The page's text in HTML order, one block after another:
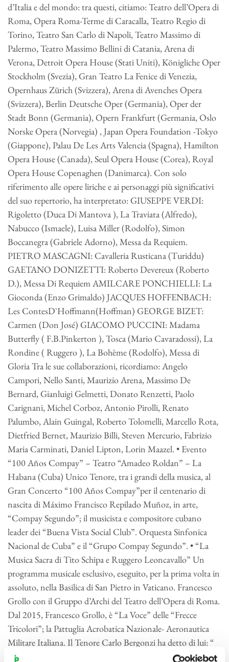
d’Italia e del mondo: tra questi, citiamo: Teatro dell’Opera di
Roma, Opera Roma-Terme di Caracalla, Teatro Regio di
Torino, Teatro San Carlo di Napoli, Teatro Massimo di
Palermo, Teatro Massimo Bellini di Catania, Arena di
Verona, Detroit Opera House (Stati Uniti), Königliche Oper
Stockholm (Svezia), Gran Teatro La Fenice di Venezia,
Opernhaus Zürich (Svizzera), Arena di Avenches Opera
(Svizzera), Berlin Deutsche Oper (Germania), Oper der
Stadt Bonn (Germania), Opern Frankfurt (Germania, Oslo
Norske Opera (Norvegia) , Japan Opera Foundation -Tokyo
(Giappone), Palau De Les Arts Valencia (Spagna), Hamilton
Opera House (Canada), Seul Opera House (Corea), Royal
Opera House Copenaghen (Danimarca). Con solo
riferimento alle opere liriche e ai personaggi più significativi
del suo repertorio, ha interpretato: GIUSEPPE VERDI:
Rigoletto (Duca Di Mantova ), La Traviata (Alfredo),
Nabucco (Ismaele), Luisa Miller (Rodolfo), Simon
Boccanegra (Gabriele Adorno), Messa da Requiem.
PIETRO MASCAGNI: Cavalleria Rusticana (Turiddu)
GAETANO DONIZETTI: Roberto Devereux (Roberto
D.), Messa Di Requiem AMILCARE PONCHIELLI: La
Gioconda (Enzo Grimaldo) JACQUES HOFFENBACH:
Les ContesD`Hoffmann(Hoffman) GEORGE BIZET:
Carmen (Don José) GIACOMO PUCCINI: Madama
Butterfly ( F.B.Pinkerton ), Tosca (Mario Cavaradossi), La
Rondine ( Ruggero ), La Bohème (Rodolfo), Messa di
Gloria Tra le sue collaborazioni, ricordiamo: Angelo
Campori, Nello Santi, Maurizio Arena, Massimo De
Bernard, Gianluigi Gelmetti, Donato Renzetti, Paolo
Carignani, Michel Corboz, Antonio Pirolli, Renato
Palumbo, Alain Guingal, Roberto Tolomelli, Marcello Rota,
Dietfried Bernet, Maurizio Billi, Steven Mercurio, Fabrizio
Maria Carminati, Daniel Lipton, Lorin Maazel. • Evento
“100 Años Compay” – Teatro “Amadeo Roldan” – La
Habana (Cuba) Unico Tenore, tra i grandi della musica, al
Gran Concerto “100 Años Compay”per il centenario di
nascita di Máximo Francisco Repilado Muñoz, in arte,
“Compay Segundo”; il musicista e compositore cubano
leader dei “Buena Vista Social Club”. Orquesta Sinfonica
Nacional de Cuba” e il “Grupo Compay Segundo”. • “La
Musica Sacra di Tito Schipa e Ruggero Leoncavallo” Un
programma musicale esclusivo, eseguito, per la prima volta in
assoluto, nella Basilica di San Pietro in Vaticano. Francesco
Grollo con il Gruppo d’Archi del Teatro dell’Opera di Roma.
Dal 2015, Francesco Grollo, è “La Voce” delle “Frecce
Tricolori”; la Pattuglia Acrobatica Nazionale- Aeronautica
Militare Italiana. Il Tenore Carlo Bergonzi ha detto di lui: “
Voce, di rara bellezza, naturalmente dotata di luminoso